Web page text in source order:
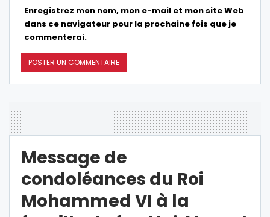
Enregistrez mon nom, mon e-mail et mon site Web
dans ce navigateur pour la prochaine fois que je
commenterai.
Message de
condoléances du Roi
Mohammed VI à la